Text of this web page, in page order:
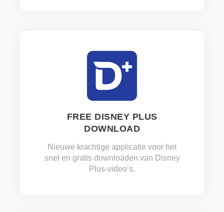
FREE DISNEY PLUS
DOWNLOAD
Nieuwe krachtige applicatie voor het
snel en gratis downloaden van Disney
Plus-video’s.